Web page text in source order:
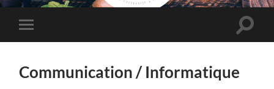
Toggle
mobile
Toggle
Communication / Informatique